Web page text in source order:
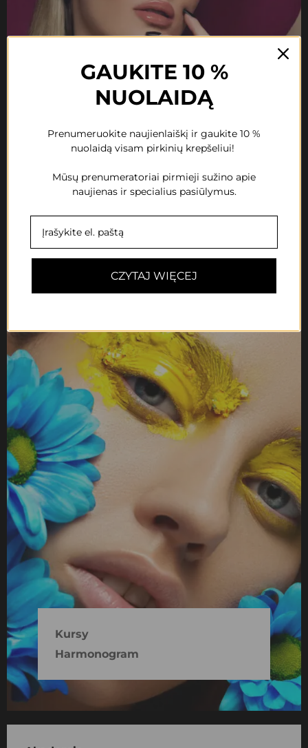
KURSY
Kursy indywidualne
Kursy
Harmonogram
GAUKITE 10 %
NUOLAIDĄ
Prenumeruokite naujienlaiškį ir gaukite 10 %
nuolaidą visam pirkinių krepšeliui!
Mūsų prenumeratoriai pirmieji sužino apie
naujienas ir specialius pasiūlymus.
CZYTAJ WIĘCEJ